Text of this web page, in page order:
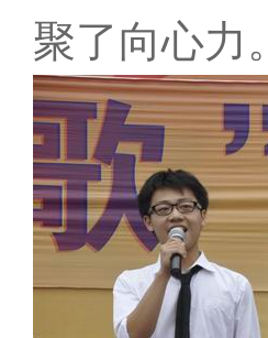
聚了向心力。